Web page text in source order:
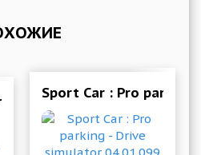
2.99.14 Мод (много
Sport Car : Pro